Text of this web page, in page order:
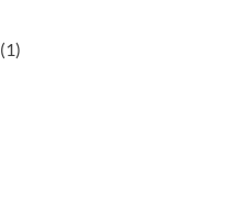
(1)